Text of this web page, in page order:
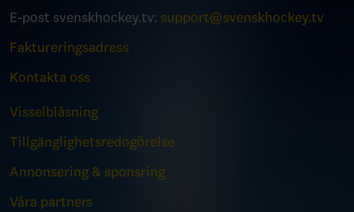
E-post svenskhockey.tv: support@svenskhockey.tv
Faktureringsadress
Kontakta oss
Visselblåsning
Tillgänglighetsredogörelse
Annonsering & sponsring
Våra partners